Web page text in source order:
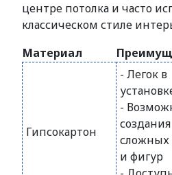
центре потолка и часто
классическом стиле
Материал
Гипсокартон
- Легок в
-
создания
и фигур